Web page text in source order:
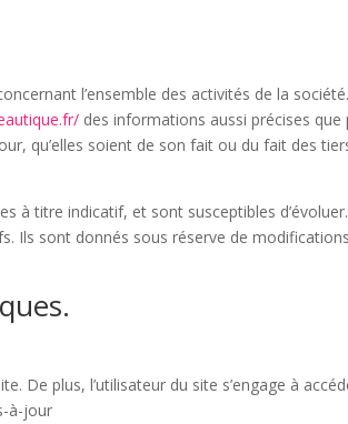
l’ensemble des activités de la société.
des informations aussi précises
qu’elles soient de son fait ou du fait des
à titre indicatif, et sont susceptibles
Ils sont donnés sous réserve de
De plus, l’utilisateur du site s’engage à
à-jour